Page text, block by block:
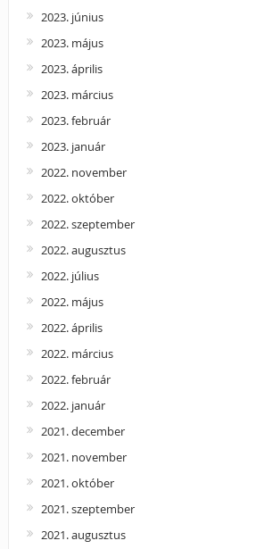
2023. június
2023. május
2023. április
2023. március
2023. február
2023. január
2022. november
2022. október
2022. szeptember
2022. augusztus
2022. július
2022. május
2022. április
2022. március
2022. február
2022. január
2021. december
2021. november
2021. október
2021. szeptember
2021. augusztus